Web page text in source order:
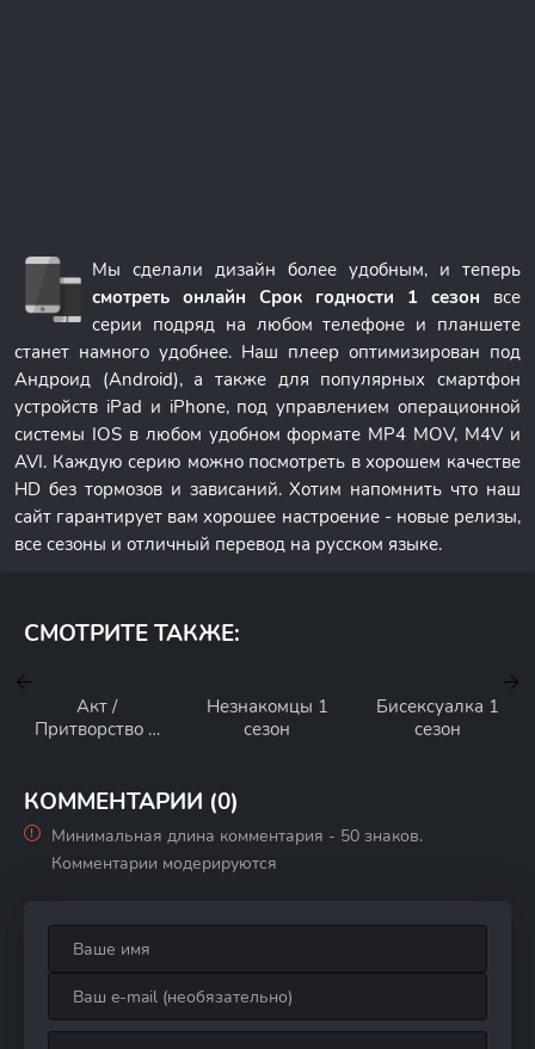
Мы сделали дизайн более удобным, и теперь
смотреть онлайн Срок годности 1 сезон все
серии подряд на любом телефоне и планшете
станет намного удобнее. Наш плеер оптимизирован под
Андроид (Android), а также для популярных смартфон
устройств iPad и iPhone, под управлением операционной
системы IOS в любом удобном формате MP4 MOV, M4V и
AVI. Каждую серию можно посмотреть в хорошем качестве
HD без тормозов и зависаний. Хотим напомнить что наш
сайт гарантирует вам хорошее настроение - новые релизы,
все сезоны и отличный перевод на русском языке.
СМОТРИТЕ ТАКЖЕ:
Акт /
Притворство 1
Незнакомцы 1
сезон
Бисексуалка 1
сезон
КОММЕНТАРИИ (0)
Минимальная длина комментария - 50 знаков.
Комментарии модерируются